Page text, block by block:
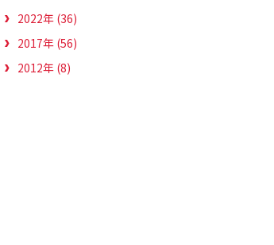
2022年 (36)
2017年 (56)
2012年 (8)